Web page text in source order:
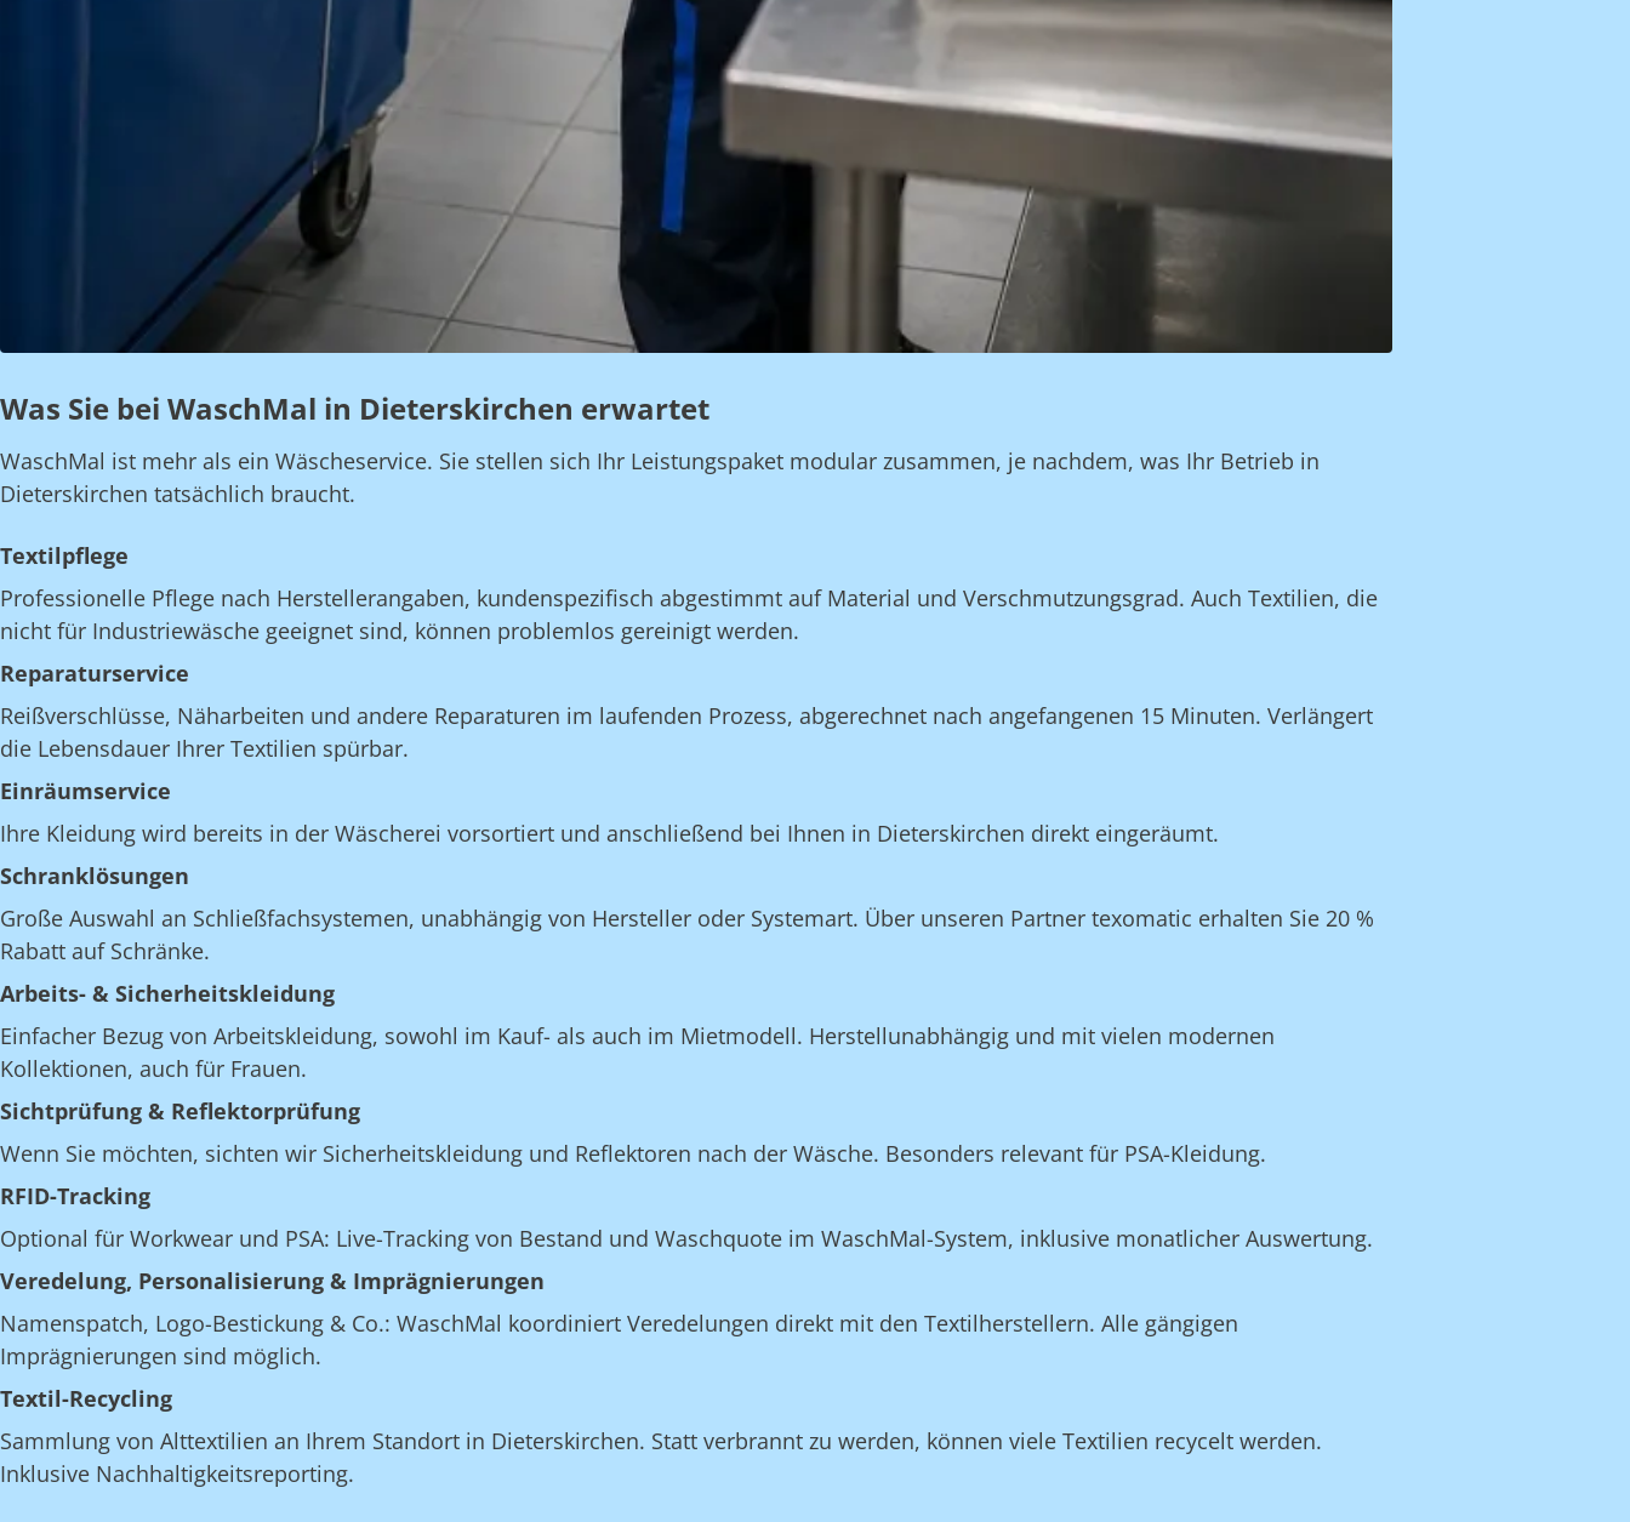
Was Sie bei WaschMal in Dieterskirchen erwartet
WaschMal ist mehr als ein Wäscheservice. Sie stellen sich Ihr Leistungspaket modular zusammen, je nachdem, was Ihr Betrieb in
Dieterskirchen tatsächlich braucht.
Textilpflege
Professionelle Pflege nach Herstellerangaben, kundenspezifisch abgestimmt auf Material und Verschmutzungsgrad. Auch Textilien, die
nicht für Industriewäsche geeignet sind, können problemlos gereinigt werden.
Reparaturservice
Reißverschlüsse, Näharbeiten und andere Reparaturen im laufenden Prozess, abgerechnet nach angefangenen 15 Minuten. Verlängert
die Lebensdauer Ihrer Textilien spürbar.
Einräumservice
Ihre Kleidung wird bereits in der Wäscherei vorsortiert und anschließend bei Ihnen in Dieterskirchen direkt eingeräumt.
Schranklösungen
Große Auswahl an Schließfachsystemen, unabhängig von Hersteller oder Systemart. Über unseren Partner texomatic erhalten Sie 20 %
Rabatt auf Schränke.
Arbeits- & Sicherheitskleidung
Einfacher Bezug von Arbeitskleidung, sowohl im Kauf- als auch im Mietmodell. Herstellunabhängig und mit vielen modernen
Kollektionen, auch für Frauen.
Sichtprüfung & Reflektorprüfung
Wenn Sie möchten, sichten wir Sicherheitskleidung und Reflektoren nach der Wäsche. Besonders relevant für PSA-Kleidung.
RFID-Tracking
Optional für Workwear und PSA: Live-Tracking von Bestand und Waschquote im WaschMal-System, inklusive monatlicher Auswertung.
Veredelung, Personalisierung & Imprägnierungen
Namenspatch, Logo-Bestickung & Co.: WaschMal koordiniert Veredelungen direkt mit den Textilherstellern. Alle gängigen
Imprägnierungen sind möglich.
Textil-Recycling
Sammlung von Alttextilien an Ihrem Standort in Dieterskirchen. Statt verbrannt zu werden, können viele Textilien recycelt werden.
Inklusive Nachhaltigkeitsreporting.